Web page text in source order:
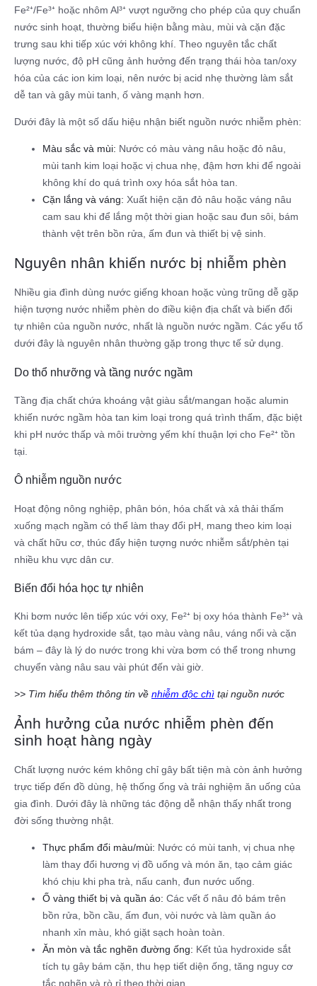
Fe²⁺/Fe³⁺ hoặc nhôm Al³⁺ vượt ngưỡng cho phép của quy chuẩn
nước sinh hoạt, thường biểu hiện bằng màu, mùi và cặn đặc
trưng sau khi tiếp xúc với không khí. Theo nguyên tắc chất
lượng nước, độ pH cũng ảnh hưởng đến trạng thái hòa tan/oxy
hóa của các ion kim loại, nên nước bị acid nhẹ thường làm sắt
dễ tan và gây mùi tanh, ố vàng mạnh hơn.
Dưới đây là một số dấu hiệu nhận biết nguồn nước nhiễm phèn:​
Màu sắc và mùi: Nước có màu vàng nâu hoặc đỏ nâu,
mùi tanh kim loại hoặc vị chua nhẹ, đậm hơn khi để ngoài
không khí do quá trình oxy hóa sắt hòa tan.​
Cặn lắng và váng: Xuất hiện cặn đỏ nâu hoặc váng nâu
cam sau khi để lắng một thời gian hoặc sau đun sôi, bám
thành vệt trên bồn rửa, ấm đun và thiết bị vệ sinh.​
Nguyên nhân khiến nước bị nhiễm phèn
Nhiều gia đình dùng nước giếng khoan hoặc vùng trũng dễ gặp
hiện tượng nước nhiễm phèn do điều kiện địa chất và biến đổi
tự nhiên của nguồn nước, nhất là nguồn nước ngầm. Các yếu tố
dưới đây là nguyên nhân thường gặp trong thực tế sử dụng.​
Do thổ nhưỡng và tầng nước ngầm
Tầng địa chất chứa khoáng vật giàu sắt/mangan hoặc alumin
khiến nước ngầm hòa tan kim loại trong quá trình thấm, đặc biệt
khi pH nước thấp và môi trường yếm khí thuận lợi cho Fe²⁺ tồn
tại.​
Ô nhiễm nguồn nước
Hoạt động nông nghiệp, phân bón, hóa chất và xả thải thấm
xuống mạch ngầm có thể làm thay đổi pH, mang theo kim loại
và chất hữu cơ, thúc đẩy hiện tượng nước nhiễm sắt/phèn tại
nhiều khu vực dân cư.​
Biến đổi hóa học tự nhiên
Khi bơm nước lên tiếp xúc với oxy, Fe²⁺ bị oxy hóa thành Fe³⁺ và
kết tủa dạng hydroxide sắt, tạo màu vàng nâu, váng nổi và cặn
bám – đây là lý do nước trong khi vừa bơm có thể trong nhưng
chuyển vàng nâu sau vài phút đến vài giờ.​
>> Tìm hiểu thêm thông tin về nhiễm độc chì tại nguồn nước
Ảnh hưởng của nước nhiễm phèn đến
sinh hoạt hàng ngày
Chất lượng nước kém không chỉ gây bất tiện mà còn ảnh hưởng
trực tiếp đến đồ dùng, hệ thống ống và trải nghiệm ăn uống của
gia đình. Dưới đây là những tác động dễ nhận thấy nhất trong
đời sống thường nhật.​
Thực phẩm đổi màu/mùi: Nước có mùi tanh, vị chua nhẹ
làm thay đổi hương vị đồ uống và món ăn, tạo cảm giác
khó chịu khi pha trà, nấu canh, đun nước uống.​
Ố vàng thiết bị và quần áo: Các vết ố nâu đỏ bám trên
bồn rửa, bồn cầu, ấm đun, vòi nước và làm quần áo
nhanh xỉn màu, khó giặt sạch hoàn toàn.​
Ăn mòn và tắc nghẽn đường ống: Kết tủa hydroxide sắt
tích tụ gây bám cặn, thu hẹp tiết diện ống, tăng nguy cơ
tắc nghẽn và rò rỉ theo thời gian.​